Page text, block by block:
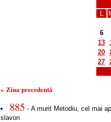
L
6
13
20
27
« Ziua precedentă
885 - A murit Metodiu, cel mai
slavon